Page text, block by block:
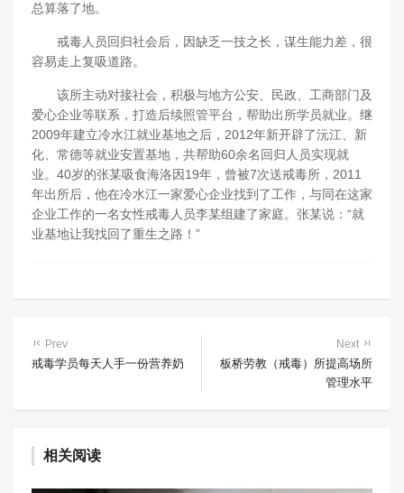
总算落了地。
戒毒人员回归社会后，因缺乏一技之长，谋生能力差，很
容易走上复吸道路。
该所主动对接社会，积极与地方公安、民政、工商部门及
爱心企业等联系，打造后续照管平台，帮助出所学员就业。继
2009年建立冷水江就业基地之后，2012年新开辟了沅江、新
化、常德等就业安置基地，共帮助60余名回归人员实现就
业。40岁的张某吸食海洛因19年，曾被7次送戒毒所，2011
年出所后，他在冷水江一家爱心企业找到了工作，与同在这家
企业工作的一名女性戒毒人员李某组建了家庭。张某说：“就
业基地让我找回了重生之路！”
Prev
戒毒学员每天人手一份营养奶
Next
板桥劳教（戒毒）所提高场所
管理水平
相关阅读